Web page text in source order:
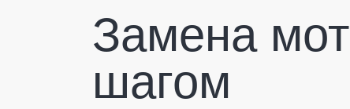
Замена
шагом